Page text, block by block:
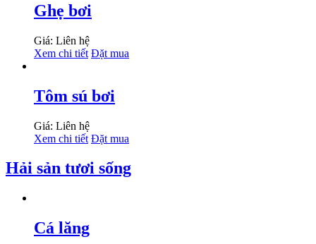
Ghẹ bơi
Giá: Liên hệ
Xem chi tiết Đặt mua
Tôm sú bơi
Giá: Liên hệ
Xem chi tiết Đặt mua
Hải sản tươi sống
Cá lăng